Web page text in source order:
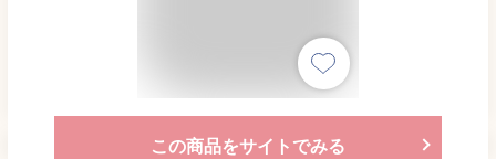
この商品をサイトでみる